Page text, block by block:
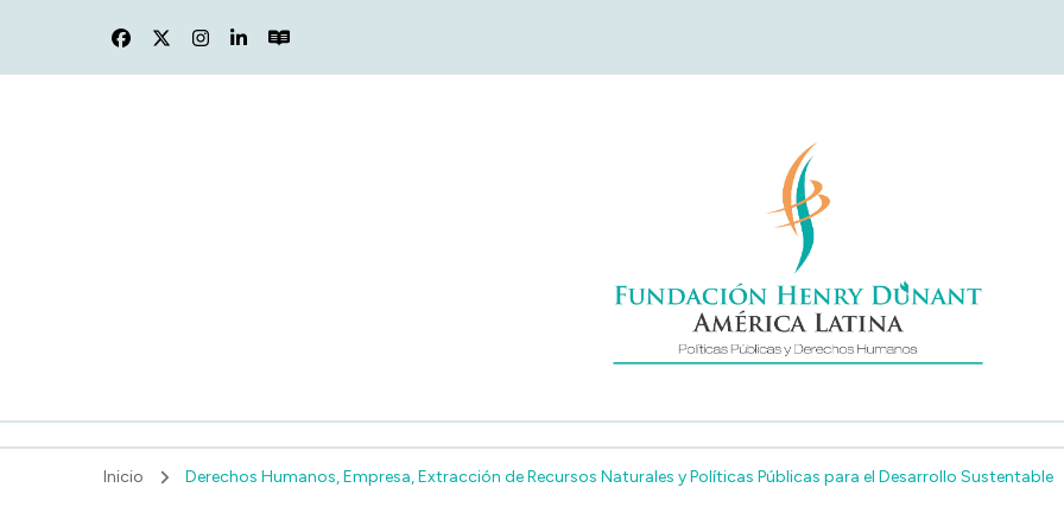
Fundación Henry
América Latina
Inicio Derechos Humanos, Empresa, Extracción de Recursos Naturales y Políticas Públicas para el Desarrollo Sustentable